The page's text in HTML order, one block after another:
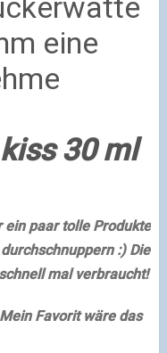
eine
30 ml
ein paar tolle Produkte
:) Die
mal verbraucht!
Favorit wäre das